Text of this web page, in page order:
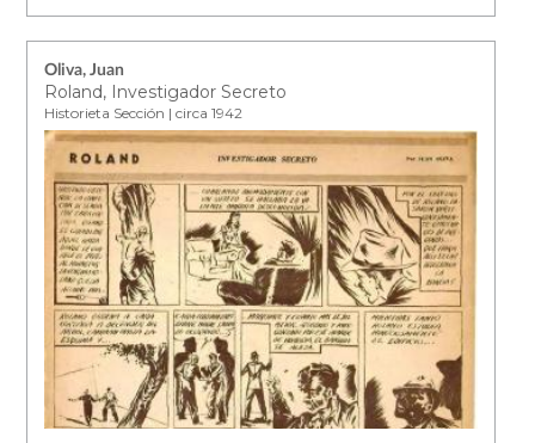
Oliva, Juan
Roland, Investigador Secreto
Historieta Sección | circa 1942